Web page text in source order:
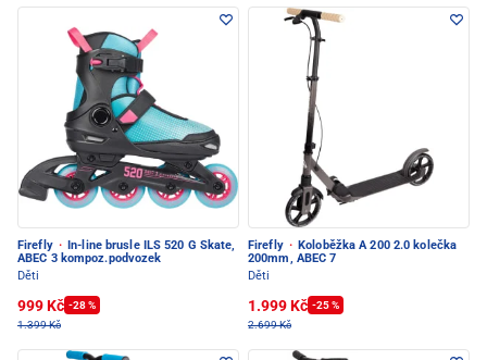
Firefly ·
In-line brusle ILS 520 G Skate,
ABEC 3 kompoz.podvozek
Děti
999 Kč -28 %
1.399 Kč
Firefly · Koloběžka A 200 2.0 kolečka
200mm, ABEC 7
Děti
1.999 Kč -25 %
2.699 Kč